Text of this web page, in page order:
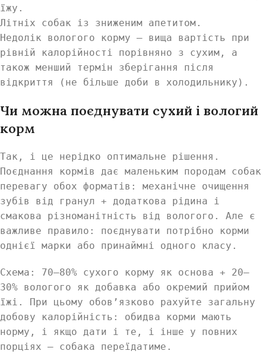
їжу.
Літніх собак із зниженим апетитом.
Недолік вологого корму — вища вартість при
рівній калорійності порівняно з сухим, а
також менший термін зберігання після
відкриття (не більше доби в холодильнику).
Чи можна поєднувати сухий і вологий
корм
Так, і це нерідко оптимальне рішення.
Поєднання кормів дає маленьким породам собак
перевагу обох форматів: механічне очищення
зубів від гранул + додаткова рідина і
смакова різноманітність від вологого. Але є
важливе правило: поєднувати потрібно корми
однієї марки або принаймні одного класу.
Схема: 70–80% сухого корму як основа + 20–
30% вологого як добавка або окремий прийом
їжі. При цьому обов’язково рахуйте загальну
добову калорійність: обидва корми мають
норму, і якщо дати і те, і інше у повних
порціях — собака переїдатиме.